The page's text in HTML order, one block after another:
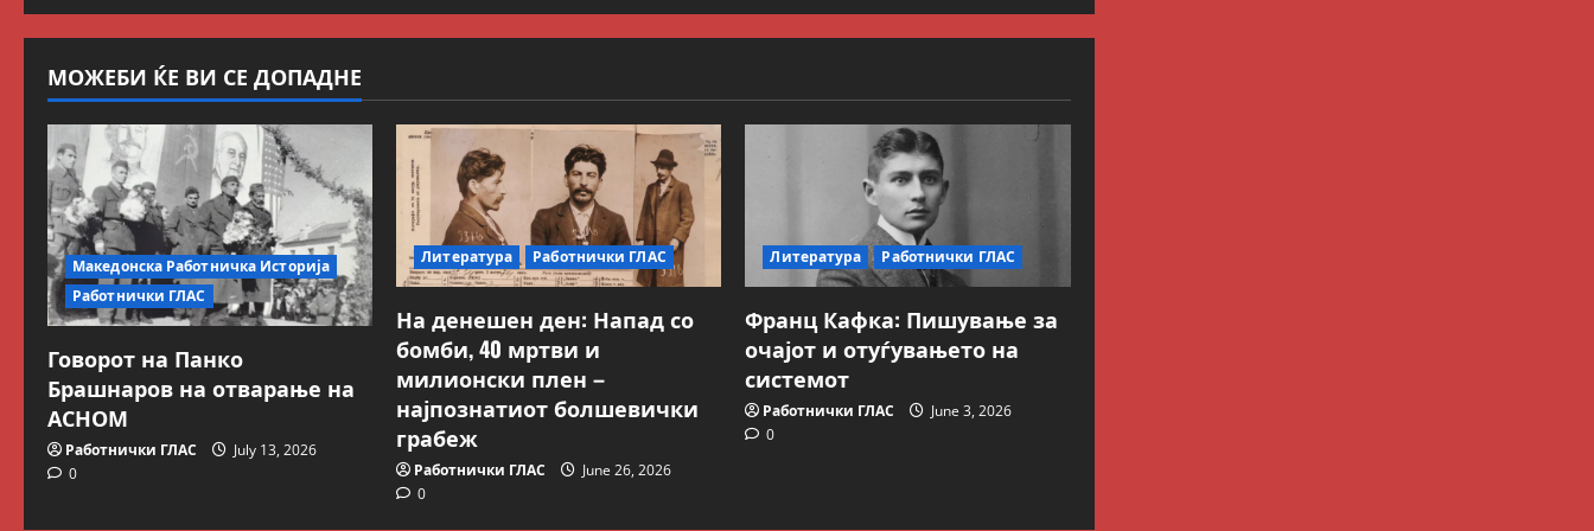
МОЖЕБИ ЌЕ ВИ СЕ ДОПАДНЕ
Македонска Работничка Историја
Работнички ГЛАС
Говорот на Панко
Брашнаров на отварање на
АСНОМ
Работнички ГЛАС
July 13, 2026
0
Литература Работнички ГЛАС
На денешен ден: Напад со
бомби, 40 мртви и
милионски плен –
најпознатиот болшевички
грабеж
Работнички ГЛАС
June 26, 2026
0
Литература Работнички ГЛАС
Франц Кафка: Пишување за
очајот и отуѓувањето на
системот
Работнички ГЛАС
June 3, 2026
0